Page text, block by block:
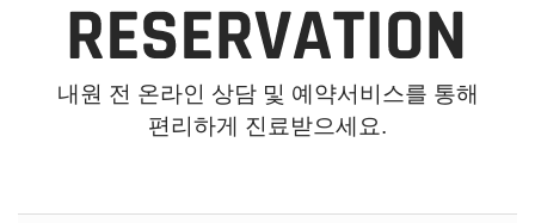
내원 전 온라인 상담 및 예약서비스를 통해
편리하게 진료받으세요.